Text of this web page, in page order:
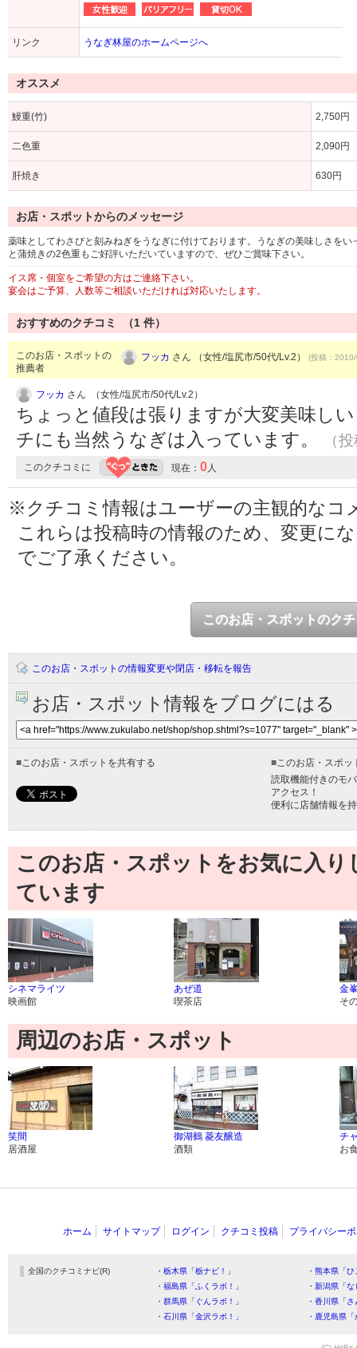
リンク うなぎ林屋のホームページへ
オススメ
鰻重(竹) 2,750円
二色重 2,090円
肝焼き 630円
お店・スポットからのメッセージ
薬味としてわさびと刻みねぎをうなぎに付けております。うなぎの美味しさを
と蒲焼きの2色重もご好評いただいていますので、ぜひご賞味下さい。
イス席・個室をご希望の方はご連絡下さい。
宴会はご予算、人数等ご相談いただければ対応いたします。
おすすめのクチコミ （1 件）
このお店・スポットの
推薦者
フッカ さん （女性/塩尻市/50代/Lv.2） (投稿：
フッカ さん （女性/塩尻市/50代/Lv.2）
ちょっと値段は張りますが大変美味し
チにも当然うなぎは入っています。
（
このクチコミに 現在： 0人
※クチコミ情報はユーザーの主観的なコ
これらは投稿時の情報のため、変更に
でご了承ください。
このお店・スポットのク
このお店・スポットの情報変更や閉店・移転を報告
お店・スポット情報をブログにはる
■このお店・スポットを共有する ■このお店・スポッ
読取機能付きのモ
アクセス！
便利に店舗情報を
このお店・スポットをお気に入
ています
シネマライツ
映画館
あぜ道
喫茶店
金
そ
周辺のお店・スポット
笑間
居酒屋
御湖鶴 菱友醸造
酒類
チ
お
ホーム サイトマップ ログイン クチコミ投稿 プライバシー
全国のクチコミナビ(R) ・栃木県「栃ナビ！」
・熊本県「
・福島県「ふくラボ！」
・新潟県「
・群馬県「ぐんラボ！」
・香川県「
・石川県「金沢ラボ！」
・鹿児島県